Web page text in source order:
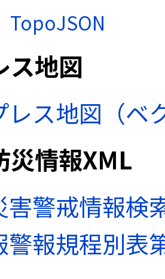
TopoJSON
ス地図
レス地図（ベ
災情報XML
害警戒情報検
警報規程別表